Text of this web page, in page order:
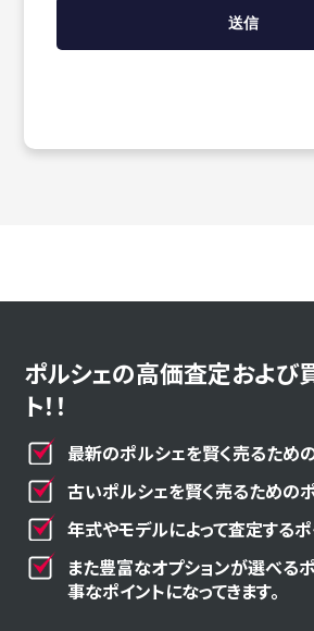
ポルシェの高価査定および
ト！！
最新のポルシェを賢く売るための
古いポルシェを賢く売るためのポ
年式やモデルによって査定するポ
また豊富なオプションが選べる
事なポイントになってきます。